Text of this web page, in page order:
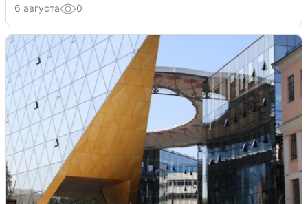
6 августа 0